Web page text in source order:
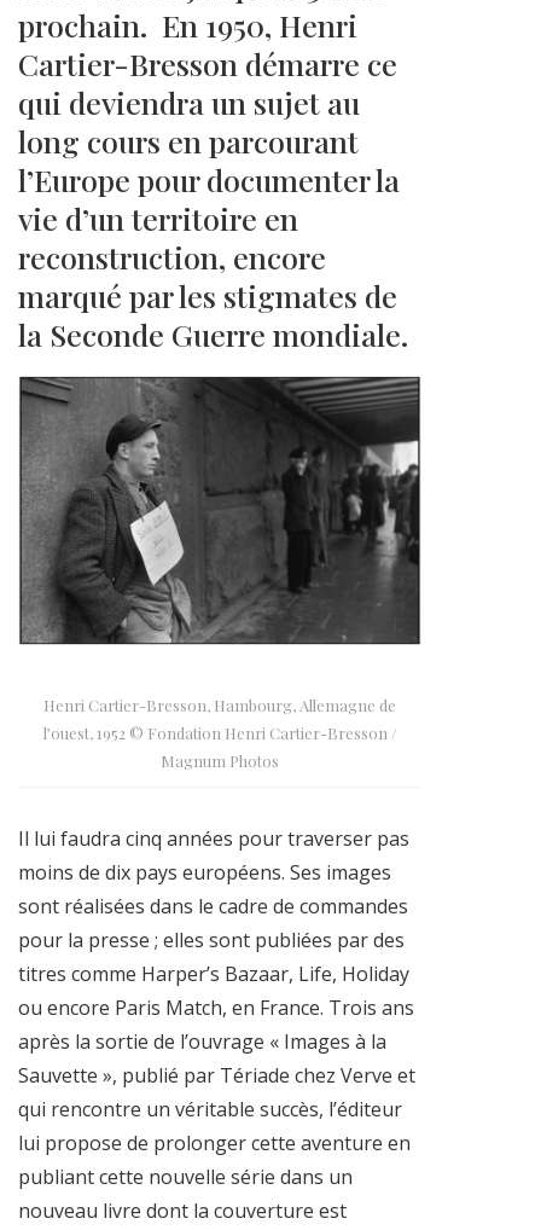
prochain. En 1950, Henri
Cartier-Bresson démarre ce
qui deviendra un sujet au
long cours en parcourant
l’Europe pour documenter la
vie d’un territoire en
reconstruction, encore
marqué par les stigmates de
la Seconde Guerre mondiale.
Henri Cartier-Bresson, Hambourg, Allemagne de
l’ouest, 1952 © Fondation Henri Cartier-Bresson /
Magnum Photos
Il lui faudra cinq années pour traverser pas
moins de dix pays européens. Ses images
sont réalisées dans le cadre de commandes
pour la presse ; elles sont publiées par des
titres comme Harper’s Bazaar, Life, Holiday
ou encore Paris Match, en France. Trois ans
après la sortie de l’ouvrage « Images à la
Sauvette », publié par Tériade chez Verve et
qui rencontre un véritable succès, l’éditeur
lui propose de prolonger cette aventure en
publiant cette nouvelle série dans un
nouveau livre dont la couverture est